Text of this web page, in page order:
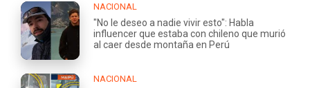
NACIONAL
"No le deseo a nadie vivir esto": Habla
influencer que estaba con chileno que murió
al caer desde montaña en Perú
NACIONAL